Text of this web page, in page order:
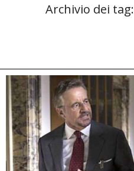
Archivio dei tag: